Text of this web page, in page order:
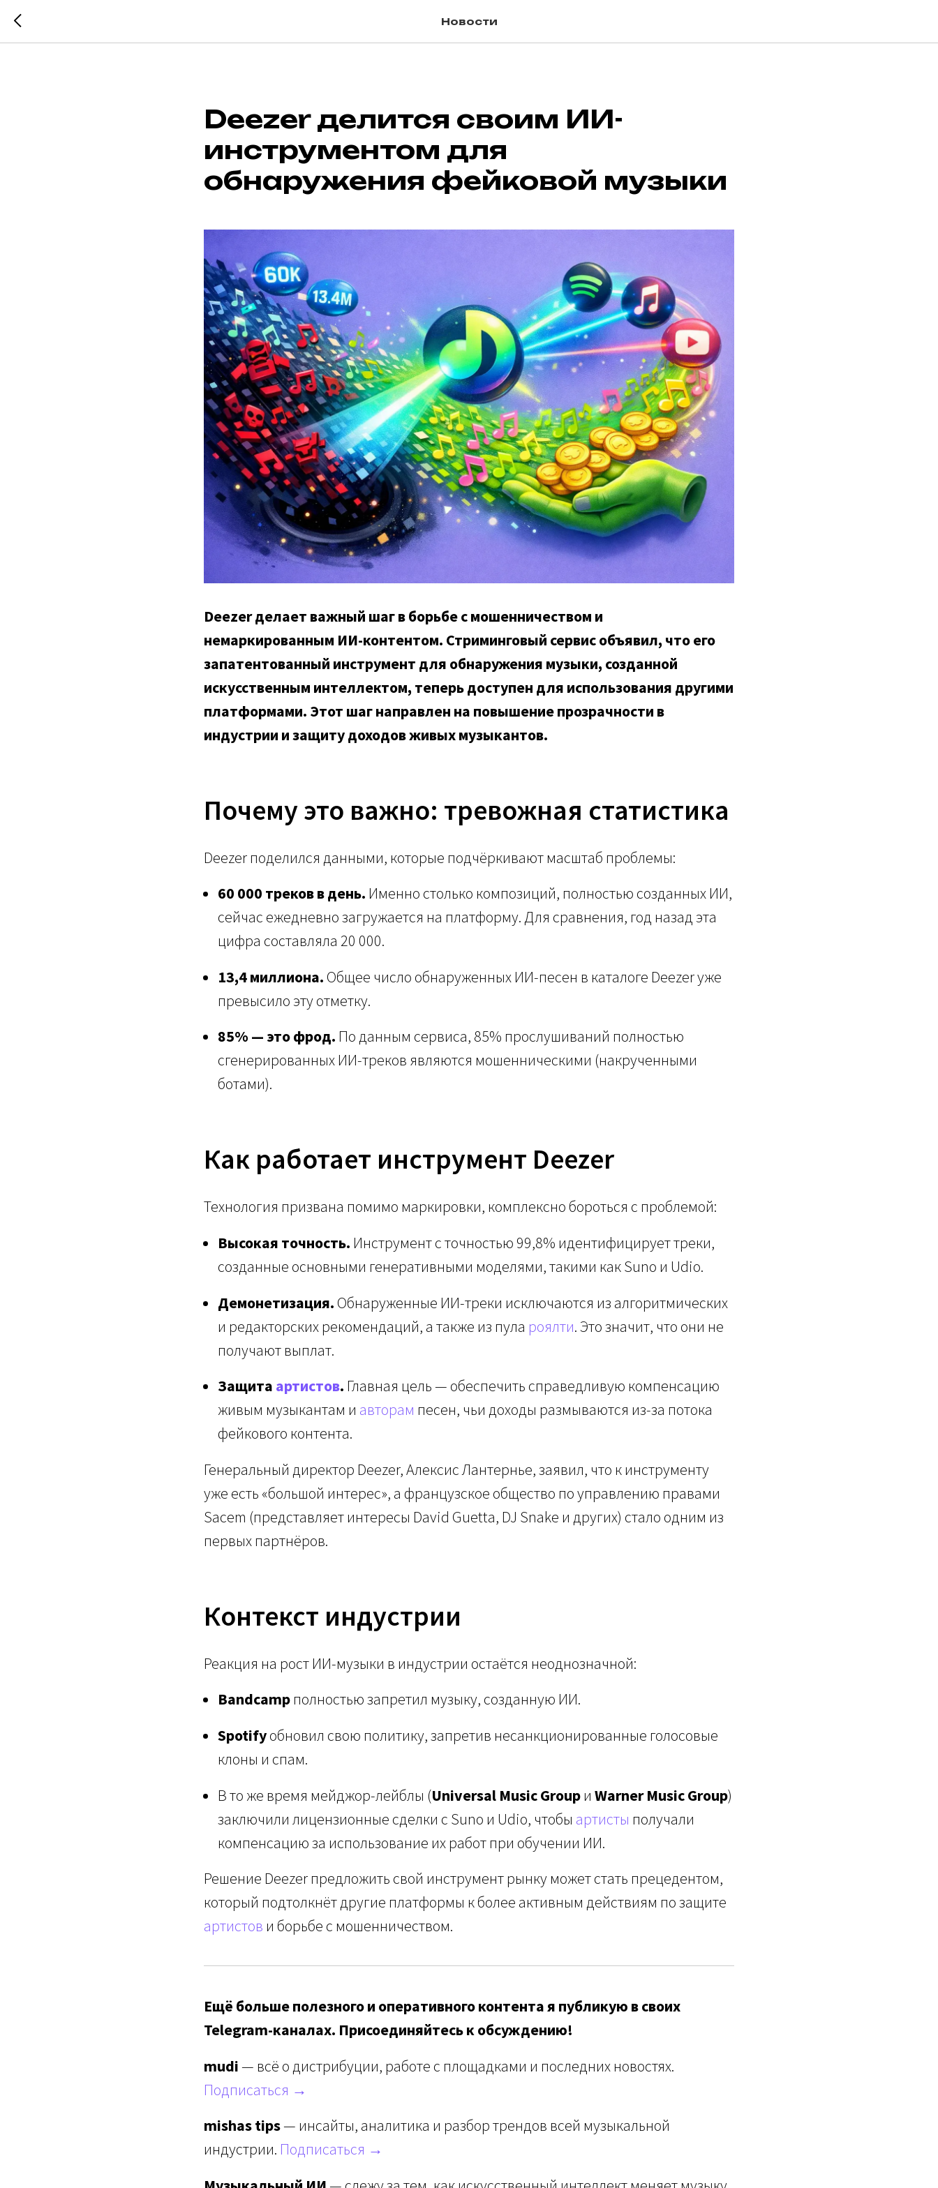
Новости
Deezer делится своим ИИ-
инструментом для
обнаружения фейковой музыки
Deezer делает важный шаг в борьбе с мошенничеством и
немаркированным ИИ-контентом. Стриминговый сервис объявил, что его
запатентованный инструмент для обнаружения музыки, созданной
искусственным интеллектом, теперь доступен для использования другими
платформами. Этот шаг направлен на повышение прозрачности в
индустрии и защиту доходов живых музыкантов.
Почему это важно: тревожная статистика
Deezer поделился данными, которые подчёркивают масштаб проблемы:
60 000 треков в день. Именно столько композиций, полностью созданных ИИ,
сейчас ежедневно загружается на платформу. Для сравнения, год назад эта
цифра составляла 20 000.
13,4 миллиона. Общее число обнаруженных ИИ-песен в каталоге Deezer уже
превысило эту отметку.
85% — это фрод. По данным сервиса, 85% прослушиваний полностью
сгенерированных ИИ-треков являются мошенническими (накрученными
ботами).
Как работает инструмент Deezer
Технология призвана помимо маркировки, комплексно бороться с проблемой:
Высокая точность. Инструмент с точностью 99,8% идентифицирует треки,
созданные основными генеративными моделями, такими как Suno и Udio.
Демонетизация. Обнаруженные ИИ-треки исключаются из алгоритмических
и редакторских рекомендаций, а также из пула роялти. Это значит, что они не
получают выплат.
Защита артистов. Главная цель — обеспечить справедливую компенсацию
живым музыкантам и авторам песен, чьи доходы размываются из-за потока
фейкового контента.
Генеральный директор Deezer, Алексис Лантернье, заявил, что к инструменту
уже есть «большой интерес», а французское общество по управлению правами
Sacem (представляет интересы David Guetta, DJ Snake и других) стало одним из
первых партнёров.
Контекст индустрии
Реакция на рост ИИ-музыки в индустрии остаётся неоднозначной:
Bandcampполностью запретил музыку, созданную ИИ.
Spotifyобновил свою политику, запретив несанкционированные голосовые
клоны и спам.
В то же время мейджор-лейблы (Universal Music Groupи Warner Music Group)
заключили лицензионные сделки с Suno и Udio, чтобы артисты получали
компенсацию за использование их работ при обучении ИИ.
Решение Deezer предложить свой инструмент рынку может стать прецедентом,
который подтолкнёт другие платформы к более активным действиям по защите
артистов и борьбе с мошенничеством.
Ещё больше полезного и оперативного контента я публикую в своих
Telegram-каналах. Присоединяйтесь к обсуждению!
mudi— всё о дистрибуции, работе с площадками и последних новостях.
Подписаться →
mishas tips— инсайты, аналитика и разбор трендов всей музыкальной
индустрии. Подписаться →